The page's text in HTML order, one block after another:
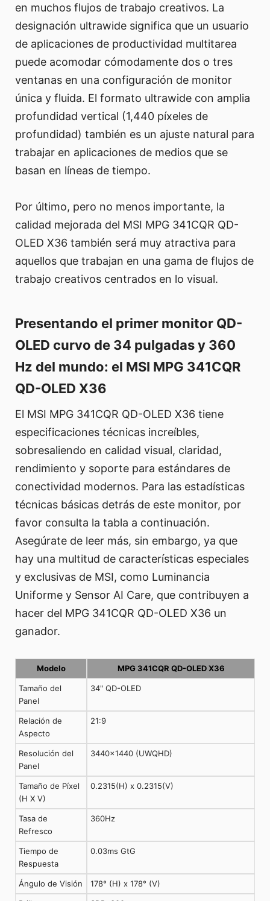
en muchos flujos de trabajo creativos. La
designación ultrawide significa que un usuario
de aplicaciones de productividad multitarea
puede acomodar cómodamente dos o tres
ventanas en una configuración de monitor
única y fluida. El formato ultrawide con amplia
profundidad vertical (1,440 píxeles de
profundidad) también es un ajuste natural para
trabajar en aplicaciones de medios que se
basan en líneas de tiempo.
Por último, pero no menos importante, la
calidad mejorada del MSI MPG 341CQR QD-
OLED X36 también será muy atractiva para
aquellos que trabajan en una gama de flujos de
trabajo creativos centrados en lo visual.
Presentando el primer monitor QD-
OLED curvo de 34 pulgadas y 360
Hz del mundo: el MSI MPG 341CQR
QD-OLED X36
El MSI MPG 341CQR QD-OLED X36 tiene
especificaciones técnicas increíbles,
sobresaliendo en calidad visual, claridad,
rendimiento y soporte para estándares de
conectividad modernos. Para las estadísticas
técnicas básicas detrás de este monitor, por
favor consulta la tabla a continuación.
Asegúrate de leer más, sin embargo, ya que
hay una multitud de características especiales
y exclusivas de MSI, como Luminancia
Uniforme y Sensor AI Care, que contribuyen a
hacer del MPG 341CQR QD-OLED X36 un
ganador.
Modelo MPG 341CQR QD-OLED X36
Tamaño del
Panel
34" QD-OLED
Relación de
Aspecto
21:9
Resolución del
Panel
3440x1440 (UWQHD)
Tamaño de Píxel
(H X V)
0.2315(H) x 0.2315(V)
Tasa de
Refresco
360Hz
Tiempo de
Respuesta
0.03ms GtG
Ángulo de Visión 178° (H) x 178° (V)